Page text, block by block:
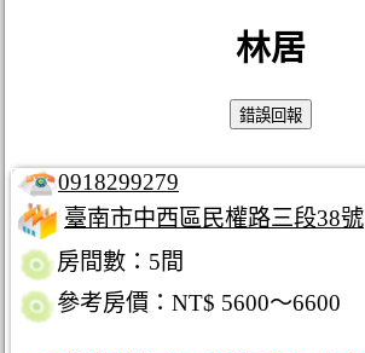
林居
0918299279
臺南市中西區民權路三段38號
房間數：5間
參考房價：NT$ 5600～6600